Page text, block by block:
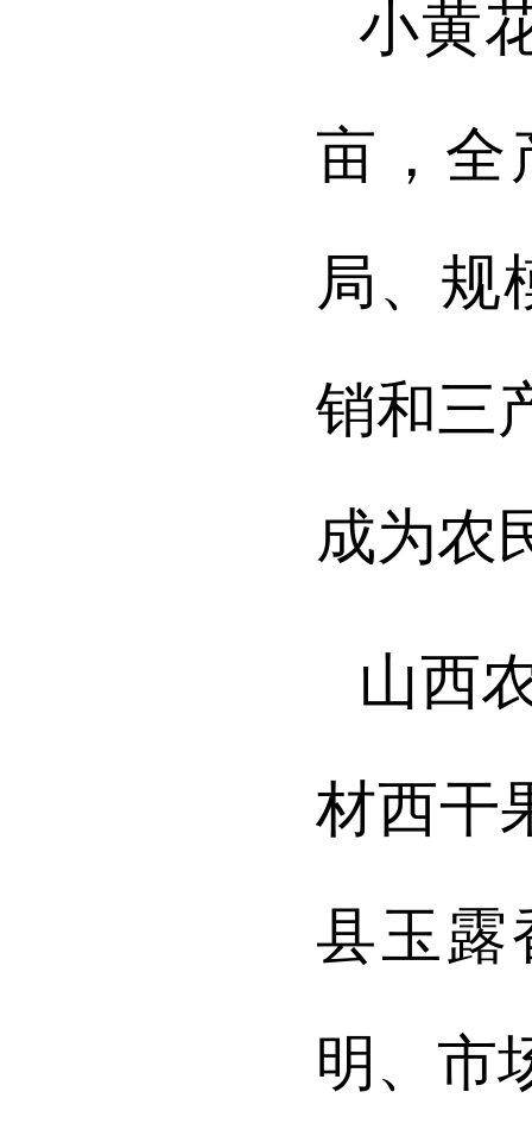
小黄
亩，全
局、规
销和三
成为农
山西
材西干
县玉露
明、市